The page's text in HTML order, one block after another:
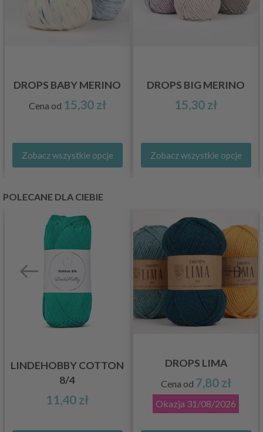
DROPS BABY MERINO
Cena od 15,30 zł
Zobacz wszystkie opcje
DROPS BIG MERINO
15,30 zł
Zobacz wszystkie opcje
POLECANE DLA CIEBIE
LINDEHOBBY COTTON
8/4
11,40 zł
DROPS LIMA
Cena od 7,80 zł
Okazja 31/08/2026